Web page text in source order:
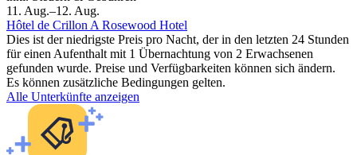
11. Aug.–12. Aug.
Hôtel de Crillon A Rosewood Hotel
Dies ist der niedrigste Preis pro Nacht, der in den letzten 24 Stunden
für einen Aufenthalt mit 1 Übernachtung von 2 Erwachsenen
gefunden wurde. Preise und Verfügbarkeiten können sich ändern.
Es können zusätzliche Bedingungen gelten.
Alle Unterkünfte anzeigen